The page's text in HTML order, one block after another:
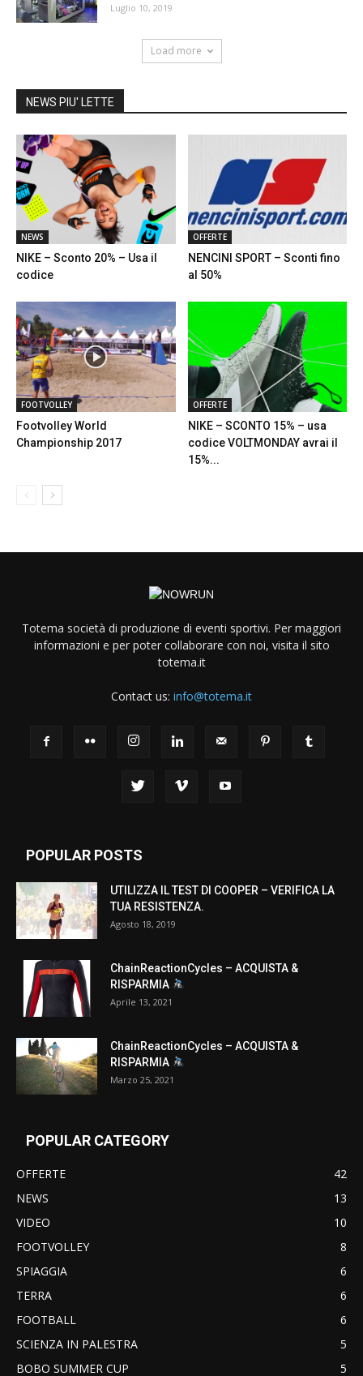
Luglio 10, 2019
Load more
NEWS PIU' LETTE
NEWS
NIKE – Sconto 20% – Usa il
codice
OFFERTE
NENCINI SPORT – Sconti fino
al 50%
FOOTVOLLEY
Footvolley World
Championship 2017
OFFERTE
NIKE – SCONTO 15% – usa
codice VOLTMONDAY avrai il
15%...
Totema società di produzione di eventi sportivi. Per maggiori
informazioni e per poter collaborare con noi, visita il sito
totema.it
Contact us: info@totema.it
POPULAR POSTS
UTILIZZA IL TEST DI COOPER – VERIFICA LA
TUA RESISTENZA.
Agosto 18, 2019
ChainReactionCycles – ACQUISTA &
RISPARMIA
Aprile 13, 2021
ChainReactionCycles – ACQUISTA &
RISPARMIA
Marzo 25, 2021
POPULAR CATEGORY
OFFERTE
42
NEWS
13
VIDEO
10
FOOTVOLLEY
8
SPIAGGIA
6
TERRA
6
FOOTBALL
6
SCIENZA IN PALESTRA
5
BOBO SUMMER CUP
5